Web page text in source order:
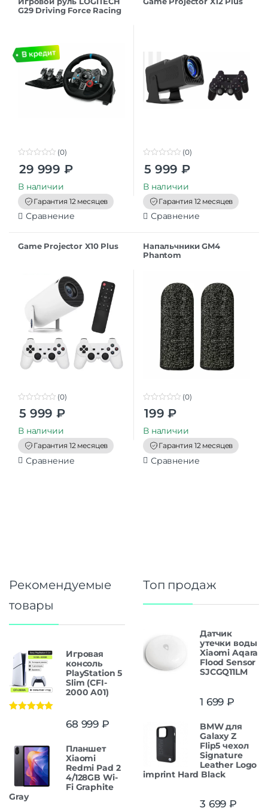
G29 Driving Force Racing
o
t
o
f
5
(0)
29 999 ₽
В наличии
Гарантия 12 месяцев
Сравнение
o
t
o
f
5
(0)
5 999 ₽
В наличии
Гарантия 12 месяцев
Сравнение
Game Projector X10 Plus
o
t
o
f
5
(0)
5 999 ₽
В наличии
Гарантия 12 месяцев
Сравнение
Напальчники GM4
Phantom
cots(silver Fiber)
t
o
f
5
(0)
199 ₽
В наличии
Гарантия 12 месяцев
Сравнение
Рекомендуемые
товары
Игровая
консоль
PlayStation 5
Slim (CFI-
2000 A01)
68 999 ₽
Планшет
Xiaomi
Redmi Pad 2
4/128GB Wi-
Fi Graphite
Gray
Топ продаж
Датчик
утечки воды
Xiaomi Aqara
Flood Sensor
SJCGQ11LM
1 699 ₽
BMW для
Galaxy Z
Flip5 чехол
Signature
Leather Logo
imprint Hard Black
3 699 ₽